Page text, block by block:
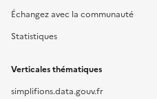
Échangez avec la communauté
Statistiques
Verticales thématiques
simplifions.data.gouv.fr